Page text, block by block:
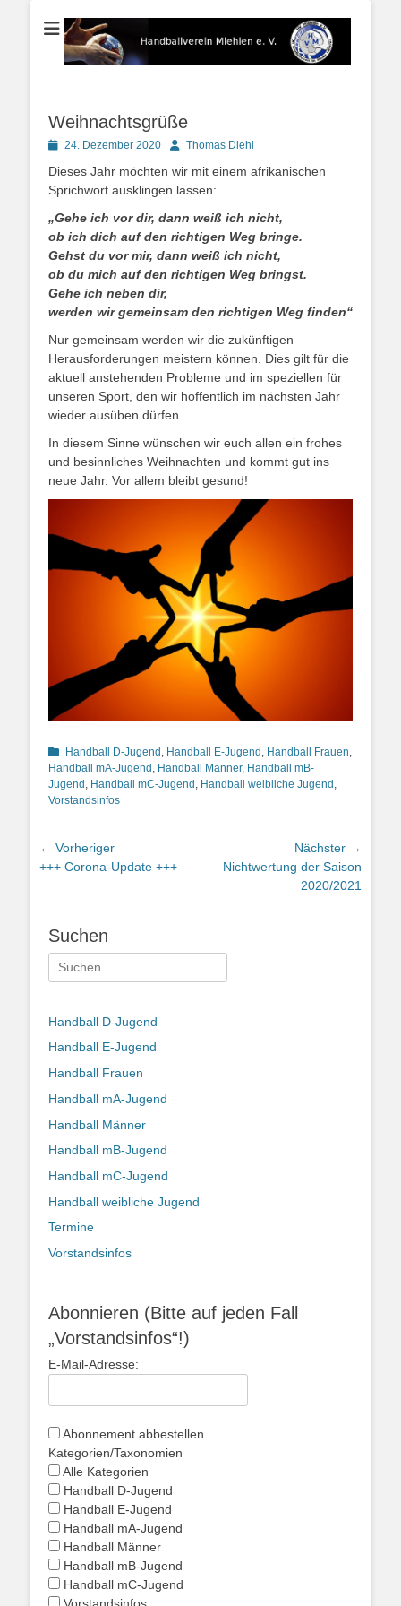
Handballverein
Miehlen e. V.
Der Handballverein im Blauen Ländchen
Weihnachtsgrüße
Posted24. Dezember 2020 AutorThomas Diehl
Dieses Jahr möchten wir mit einem afrikanischen
Sprichwort ausklingen lassen:
„Gehe ich vor dir, dann weiß ich nicht,
ob ich dich auf den richtigen Weg bringe.
Gehst du vor mir, dann weiß ich nicht,
ob du mich auf den richtigen Weg bringst.
Gehe ich neben dir,
werden wir gemeinsam den richtigen Weg finden“
Nur gemeinsam werden wir die zukünftigen
Herausforderungen meistern können. Dies gilt für die
aktuell anstehenden Probleme und im speziellen für
unseren Sport, den wir hoffentlich im nächsten Jahr
wieder ausüben dürfen.
In diesem Sinne wünschen wir euch allen ein frohes
und besinnliches Weihnachten und kommt gut ins
neue Jahr. Vor allem bleibt gesund!
Kategorien
Handball D-Jugend Handball E-Jugend Handball Frauen
Handball mA-Jugend Handball Männer, Handball mB-
Jugend Handball mC-Jugend Handball weibliche Jugend
Vorstandsinfos
Beitragsnavigation
← Vorheriger
Vorheriger
+++ Corona-Update +++
Nächster →
Nächster
Nichtwertung der Saison
2020/2021
Suchen
Suchen
nach:
Handball D-Jugend
Handball E-Jugend
Handball Frauen
Handball mA-Jugend
Handball Männer
Handball mB-Jugend
Handball mC-Jugend
Handball weibliche Jugend
Termine
Vorstandsinfos
Abonnieren (Bitte auf jeden Fall
„Vorstandsinfos“!)
E-Mail-Adresse:
Abonnement abbestellen
Kategorien/Taxonomien
Alle Kategorien
Handball D-Jugend
Handball E-Jugend
Handball mA-Jugend
Handball Männer
Handball mB-Jugend
Handball mC-Jugend
Vorstandsinfos